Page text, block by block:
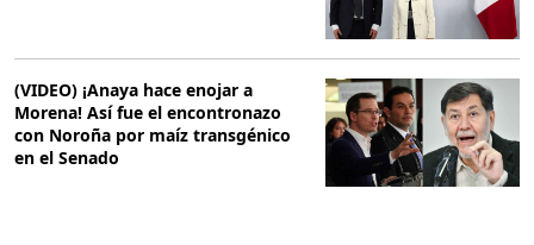
(VIDEO) ¡Anaya hace enojar a
Morena! Así fue el encontronazo
con Noroña por maíz transgénico
en el Senado